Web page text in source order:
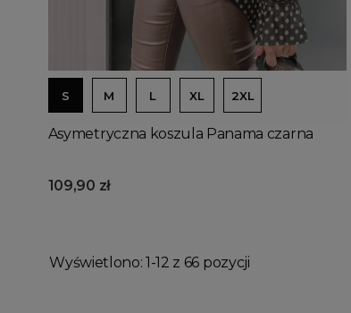
S M L XL 2XL
Asymetryczna koszula Panama czarna
109,90 zł
Wyświetlono: 1-12 z 66 pozycji